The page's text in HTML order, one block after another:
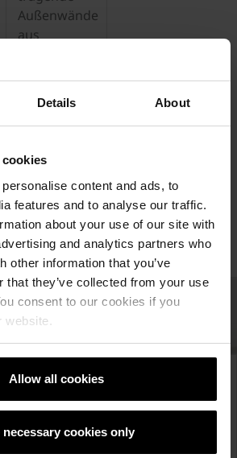
Details About
content and ads, to
features and to analyse our traffic.
about your use of our site with
and analytics partners who
other information that you’ve
that they’ve collected from your use
consent to our cookies if you
website.
Allow all cookies
necessary cookies only
Außenwände
aus
„Genaueren
Verfahren“
übersichtlich
und
zeitsparend
bemessen.
kaufen?